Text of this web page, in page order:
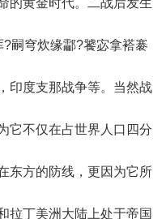
黄金时代。二战后发生
?嗣穹炊缘酃?饕宓拿褡褰
印度支那战争等。当然战
它不仅在占世界人口四分
东方的防线，更因为它所
拉丁美洲大陆上处于帝国